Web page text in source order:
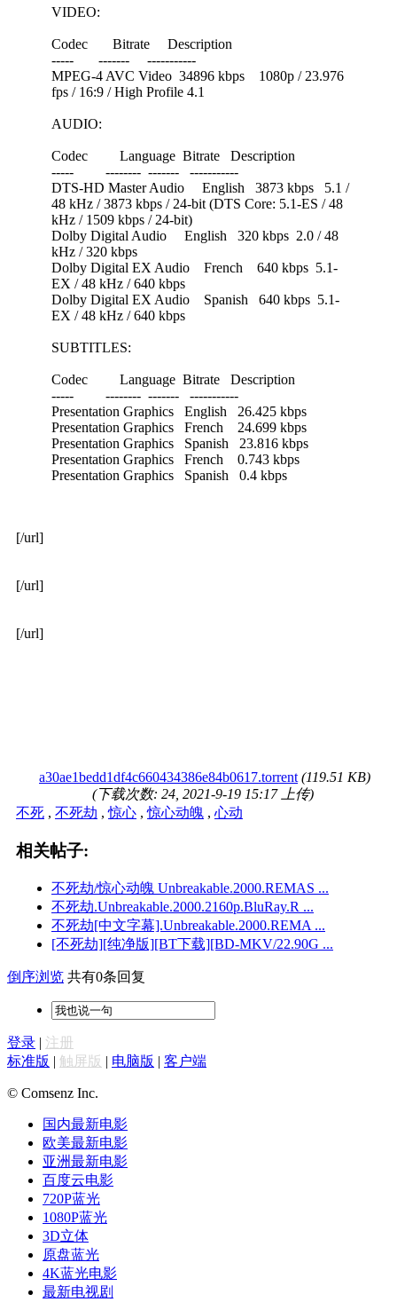
VIDEO:
Codec Bitrate Description
----- ------- -----------
MPEG-4 AVC Video 34896 kbps 1080p / 23.976
fps / 16:9 / High Profile 4.1
AUDIO:
Codec Language Bitrate Description
----- -------- ------- -----------
DTS-HD Master Audio English 3873 kbps 5.1 /
48 kHz / 3873 kbps / 24-bit (DTS Core: 5.1-ES / 48
kHz / 1509 kbps / 24-bit)
Dolby Digital Audio English 320 kbps 2.0 / 48
kHz / 320 kbps
Dolby Digital EX Audio French 640 kbps 5.1-
EX / 48 kHz / 640 kbps
Dolby Digital EX Audio Spanish 640 kbps 5.1-
EX / 48 kHz / 640 kbps
SUBTITLES:
Codec Language Bitrate Description
----- -------- ------- -----------
Presentation Graphics English 26.425 kbps
Presentation Graphics French 24.699 kbps
Presentation Graphics Spanish 23.816 kbps
Presentation Graphics French 0.743 kbps
Presentation Graphics Spanish 0.4 kbps
[/url]
[/url]
[/url]
a30ae1bedd1df4c660434386e84b0617.torrent (119.51 KB)
(下载次数: 24, 2021-9-19 15:17 上传)
不死 , 不死劫 ,惊心 ,惊心动魄 , 心动
相关帖子:
不死劫/惊心动魄 Unbreakable.2000.REMAS ...
不死劫.Unbreakable.2000.2160p.BluRay.R ...
不死劫[中文字幕].Unbreakable.2000.REMA ...
[不死劫][纯净版][BT下载][BD-MKV/22.90G ...
倒序浏览 共有0条回复
登录 | 注册
标准版 | 触屏版 | 电脑版 | 客户端
© Comsenz Inc.
国内最新电影
欧美最新电影
亚洲最新电影
百度云电影
720P蓝光
1080P蓝光
3D立体
原盘蓝光
4K蓝光电影
最新电视剧